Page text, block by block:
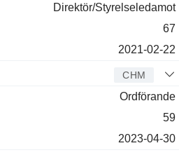
Direktör/Styrelseledamot
67
2021-02-22
CHM
Ordförande
59
2023-04-30